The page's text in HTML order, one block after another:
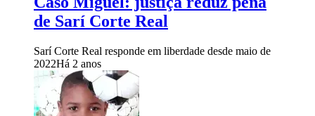
de Sarí Corte Real
Sarí Corte Real responde em liberdade desde maio de
2022Há 2 anos